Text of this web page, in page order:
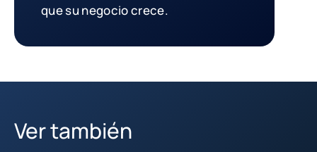
que su negocio crece.
Ver también